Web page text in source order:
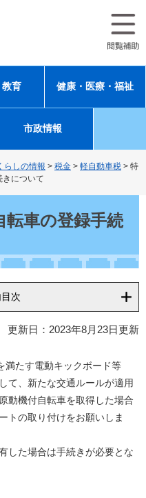
育 健康・医療・福祉
市政情報
らしの情報 > 税金 > 軽自動車税 > 特
きについて
転車の登録手続
次
更新日：2023年8月23日更新
たす電動キックボード等
て、新たな交通ルールが適用
動機付自転車を取得した場合
トの取り付けをお願いしま
た場合は手続きが必要とな